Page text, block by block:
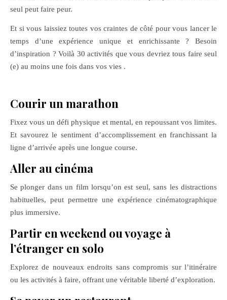
seul peut faire peur.
Et si vous laissiez toutes vos craintes de côté pour vous lancer le
temps d’une expérience unique et enrichissante ? Besoin
d’inspiration ? Voilà 30 activités que vous devriez tous faire seul
(e) au moins une fois dans vos vies .
Courir un marathon
Fixez vous un défi physique et mental, en repoussant vos limites.
Et savourez le sentiment d’accomplissement en franchissant la
ligne d’arrivée après une longue course.
Aller au cinéma
Se plonger dans un film lorsqu’on est seul, sans les distractions
habituelles, peut permettre une expérience cinématographique
plus immersive.
Partir en weekend ou voyage à
l’étranger en solo
Explorez de nouveaux endroits sans compromis sur l’itinéraire
ou les activités à faire, offrant une véritable liberté d’exploration.